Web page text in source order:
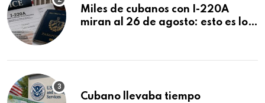
Miles de cubanos con I-220A
miran al 26 de agosto: esto es lo
Cubano llevaba tiempo